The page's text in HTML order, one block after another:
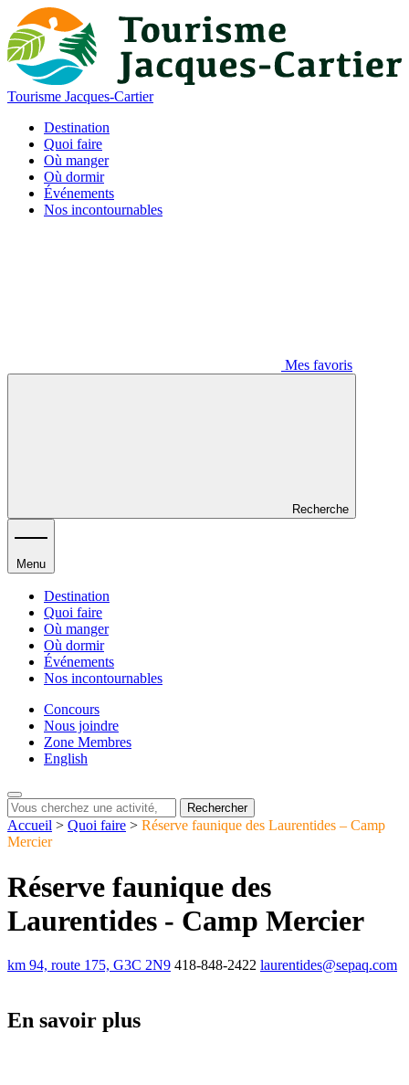
Tourisme Jacques-Cartier
Destination
Quoi faire
Où manger
Où dormir
Événements
Nos incontournables
Mes favoris
Recherche
Menu
Destination
Quoi faire
Où manger
Où dormir
Événements
Nos incontournables
Concours
Nous joindre
Zone Membres
English
Rechercher
Accueil > Quoi faire > Réserve faunique des Laurentides – Camp
Mercier
Réserve faunique des
Laurentides - Camp Mercier
km 94, route 175, G3C 2N9 418-848-2422 laurentides@sepaq.com
En savoir plus